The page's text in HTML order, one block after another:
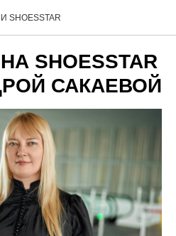
SHOESSTAR
SHOESSTAR
САКАЕВОЙ